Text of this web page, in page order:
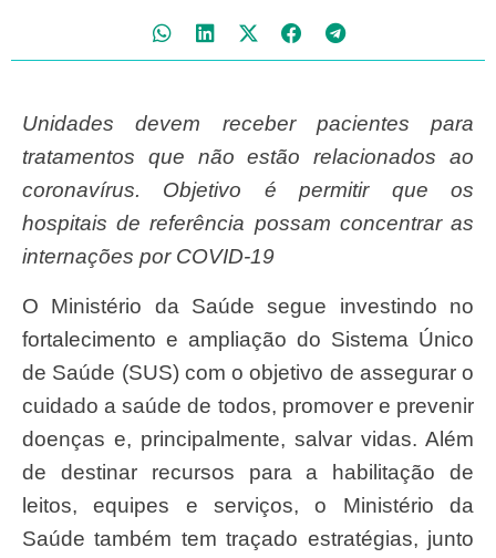
Unidades devem receber pacientes para
tratamentos que não estão relacionados ao
coronavírus. Objetivo é permitir que os
hospitais de referência possam concentrar as
internações por COVID-19
O Ministério da Saúde segue investindo no
fortalecimento e ampliação do Sistema Único
de Saúde (SUS) com o objetivo de assegurar o
cuidado a saúde de todos, promover e prevenir
doenças e, principalmente, salvar vidas. Além
de destinar recursos para a habilitação de
leitos, equipes e serviços, o Ministério da
Saúde também tem traçado estratégias, junto